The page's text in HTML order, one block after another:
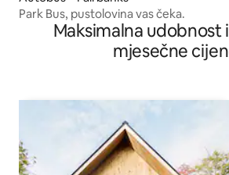
Park Bus, pustolovina vas čeka.
Maksimalna udobnost
mjesečne